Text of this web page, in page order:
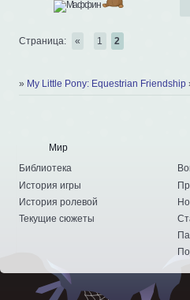
Страница: « 1 2
» My Little Pony: Equestrian Friendship
Мир
Библиотека
История игры
История ролевой
Текущие сюжеты